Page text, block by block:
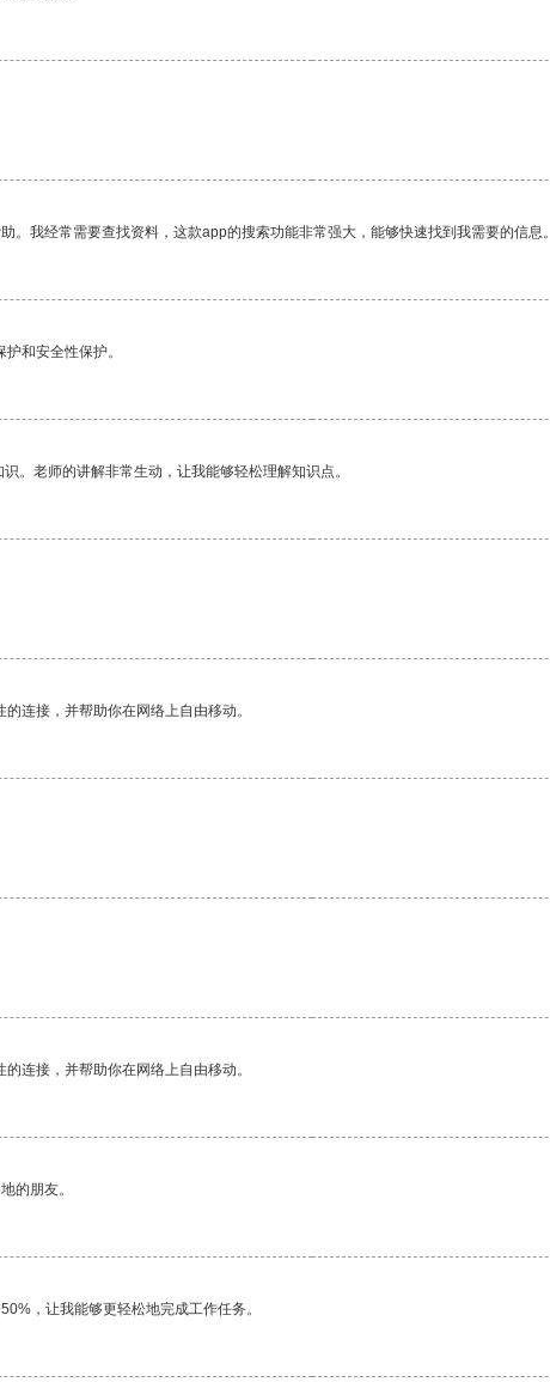
。我经常需要查找资料，这款app的搜索功能非常强大，能够快速找到我需要的信息。
和安全性保护。
。老师的讲解非常生动，让我能够轻松理解知识点。
连接，并帮助你在网络上自由移动。
连接，并帮助你在网络上自由移动。
的朋友。
，让我能够更轻松地完成工作任务。